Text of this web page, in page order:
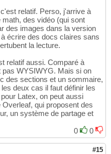
relatif. Perso, j'arrive à
des vidéo (qui sont
des images dans la version
écrire des docs claires sans
la lecture.
relatif aussi. Comparé à
WYSIWYG. Mais si on
des sections et un sommaire,
deux cas il faut définir les
Latex, on peut aussi
qui proposent des
un système de partage et
0
0
#15